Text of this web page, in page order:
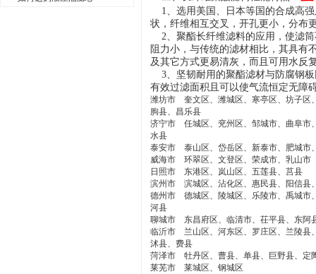
1、选用美国、日本等国的合成高
状，纤维相互交叉，开孔更小，分布
2、聚酯长纤维滤料的应用，使滤
阻力小，与传统的滤材相比，其具有
及其它方式更易清灰，而且可用水反
3、坚韧耐用的聚酯滤材与防腐钢
有效过滤面积且可以使气流恒定无障
潍坊市 奎文区、潍城区、寒亭区、坊子区
朐县、昌乐县
济宁市 任城区、兖州区、邹城市、曲阜市
水县
泰安市 泰山区、岱岳区、新泰市、肥城市
威海市 环翠区、文登区、荣成市、乳山市
日照市 东港区、岚山区、五莲县、莒县
滨州市 滨城区、沾化区、惠民县、阳信县
德州市 德城区、陵城区、乐陵市、禹城市
河县
聊城市 东昌府区、临清市、茌平县、东阿
临沂市 兰山区、河东区、罗庄区、兰陵县
沭县、费县
菏泽市 牡丹区、曹县、单县、巨野县、定
莱芜市 莱城区、钢城区